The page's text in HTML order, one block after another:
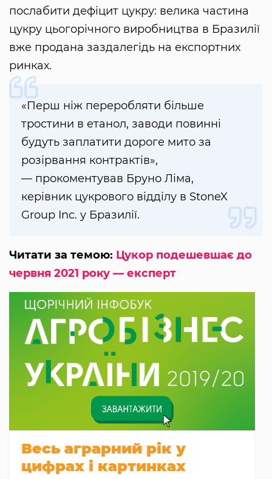
послабити дефіцит цукру: велика частина
цукру цьогорічного виробництва в Бразилії
вже продана заздалегідь на експортних
ринках.
«Перш ніж переробляти більше
тростини в етанол, заводи повинні
будуть заплатити дороге мито за
розірвання контрактів»,
— прокоментував Бруно Ліма,
керівник цукрового відділу в StoneX
Group Inc. у Бразилії.
Читати за темою: Цукор подешевшає до
червня 2021 року — експерт
Весь аграрний рік у
цифрах і картинках